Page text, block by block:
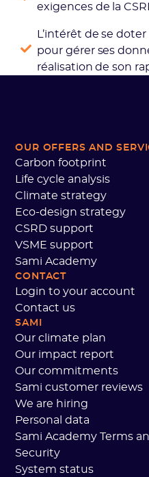
exigences de la
L’intérêt de se
pour gérer ses
réalisation de son
OUR OFFERS AND
Carbon footprint
Life cycle analysis
Climate strategy
Eco-design strategy
CSRD support
VSME support
Sami Academy
CONTACT
Login to your account
Contact us
SAMI
Our climate plan
Our impact report
Our commitments
Sami customer reviews
We are hiring
Personal data
Sami Academy Terms
Security
System status